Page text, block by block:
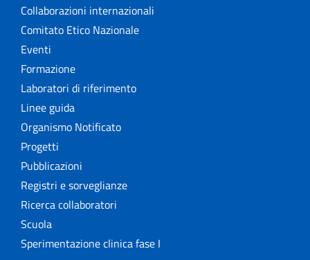
Collaborazioni internazionali
Comitato Etico Nazionale
Eventi
Formazione
Laboratori di riferimento
Linee guida
Organismo Notificato
Progetti
Pubblicazioni
Registri e sorveglianze
Ricerca collaboratori
Scuola
Sperimentazione clinica fase I